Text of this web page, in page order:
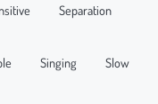
Separation
Singing Slow